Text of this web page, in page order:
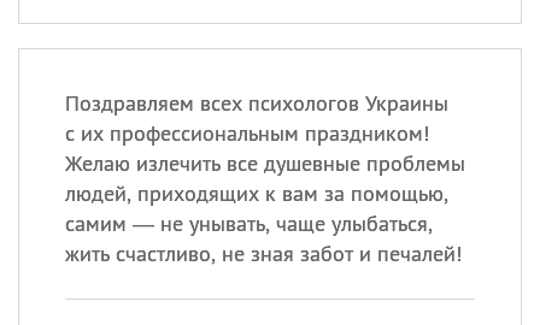
Поздравляем всех психологов Украины
с их профессиональным праздником!
Желаю излечить все душевные проблемы
людей, приходящих к вам за помощью,
самим — не унывать, чаще улыбаться,
жить счастливо, не зная забот и печалей!